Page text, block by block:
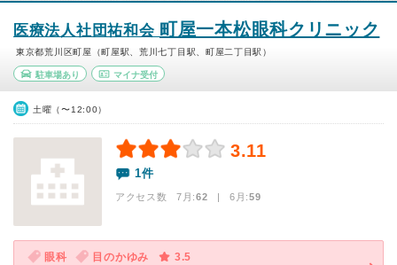
医療法人社団祐和会 町屋一本松眼科クリニック
東京都荒川区町屋（町屋駅、荒川七丁目駅、町屋二丁目駅）
駐車場あり マイナ受付
土曜（〜12:00）
3.11
1件
アクセス数 7月:62 | 6月:59
眼科 目のかゆみ
3.5